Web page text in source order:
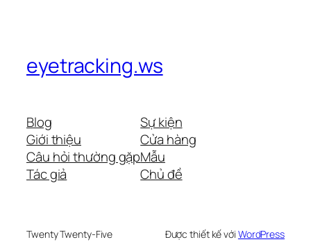
eyetracking.ws
Blog
Giới thiệu
Câu hỏi thường gặp
Tác giả
Sự kiện
Cửa hàng
Mẫu
Chủ đề
Twenty Twenty-Five Được thiết kế với WordPress